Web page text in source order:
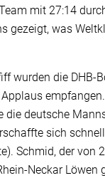
mit 27:14
gezeigt, was
wurden die DHB-
die deutsche
sich
Schmid, der von
Neckar Löwen